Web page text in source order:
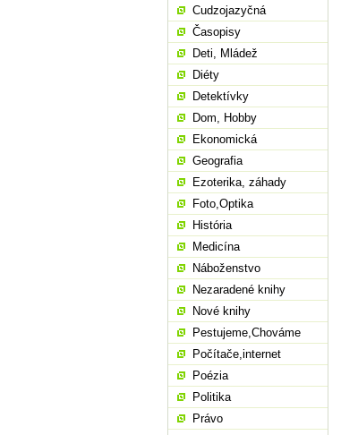
Cudzojazyčná
Časopisy
Deti, Mládež
Diéty
Detektívky
Dom, Hobby
Ekonomická
Geografia
Ezoterika, záhady
Foto,Optika
História
Medicína
Náboženstvo
Nezaradené knihy
Nové knihy
Pestujeme,Chováme
Počítače,internet
Poézia
Politika
Právo